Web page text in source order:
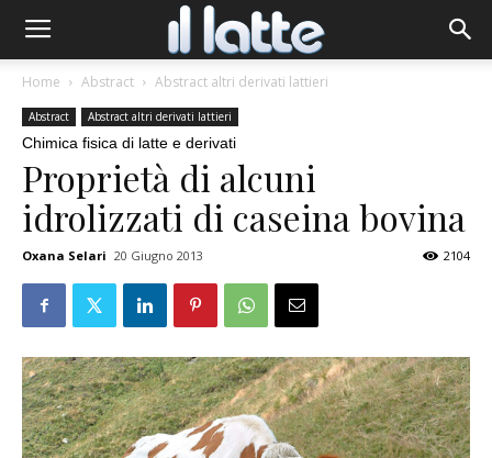
Home Abstract Abstract altri derivati lattieri
Abstract Abstract altri derivati lattieri
Chimica fisica di latte e derivati
Proprietà di alcuni
idrolizzati di caseina bovina
Oxana Selari 20 Giugno 2013 2104